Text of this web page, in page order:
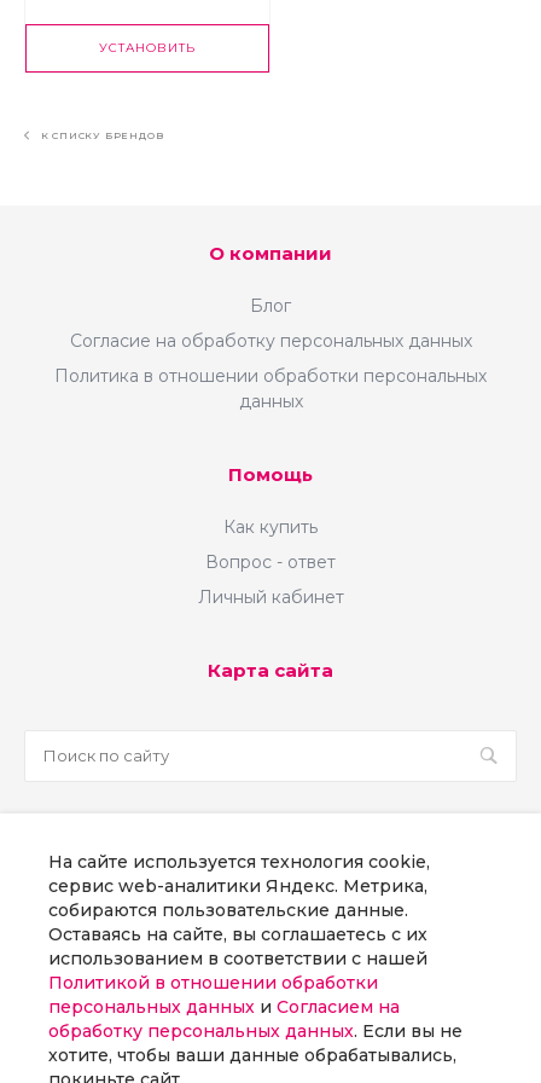
предпринимателей и
самозанятых.
УСТАНОВИТЬ
К СПИСКУ БРЕНДОВ
О компании
Блог
Согласие на обработку персональных данных
Политика в отношении обработки персональных
данных
Помощь
Как купить
Вопрос - ответ
Личный кабинет
Карта сайта
8 800 300 58 70
г. Москва, наб Пресненская, д. 8, стр. 1
Заказать звонок
На сайте используется технология cookie,
сервис web-аналитики Яндекс. Метрика,
собираются пользовательские данные.
Оставаясь на сайте, вы соглашаетесь с их
использованием в соответствии с нашей
Политикой в отношении обработки
персональных данных и Согласием на
обработку персональных данных. Если вы не
хотите, чтобы ваши данные обрабатывались,